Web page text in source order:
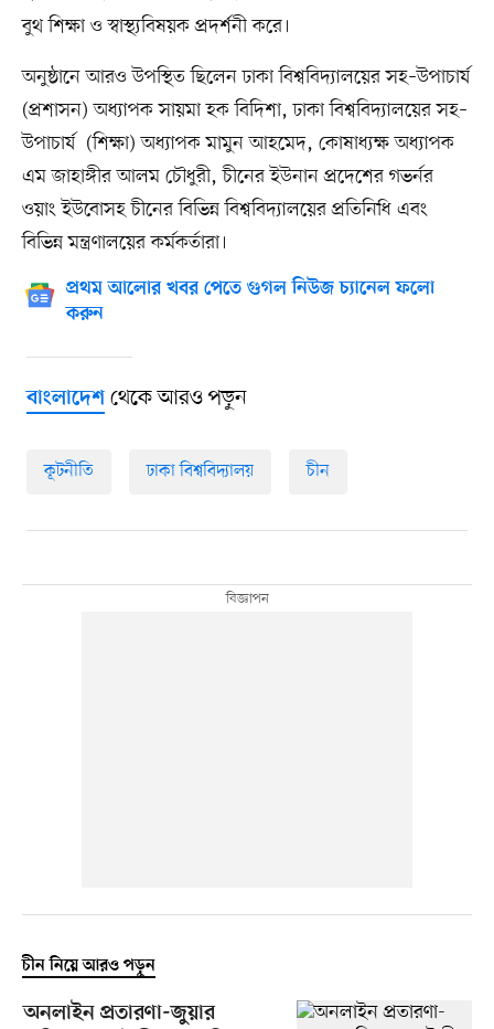
বুথ শিক্ষা ও স্বাস্থ্যবিষয়ক প্রদর্শনী করে।
অনুষ্ঠানে আরও উপস্থিত ছিলেন ঢাকা বিশ্ববিদ্যালয়ের সহ–উপাচার্য
(প্রশাসন) অধ্যাপক সায়মা হক বিদিশা, ঢাকা বিশ্ববিদ্যালয়ের সহ–
উপাচার্য (শিক্ষা) অধ্যাপক মামুন আহমেদ, কোষাধ্যক্ষ অধ্যাপক
এম জাহাঙ্গীর আলম চৌধুরী, চীনের ইউনান প্রদেশের গভর্নর
ওয়াং ইউবোসহ চীনের বিভিন্ন বিশ্ববিদ্যালয়ের প্রতিনিধি এবং
বিভিন্ন মন্ত্রণালয়ের কর্মকর্তারা।
প্রথম আলোর খবর পেতে গুগল নিউজ চ্যানেল ফলো
করুন
বাংলাদেশথেকে আরও পড়ুন
কূটনীতি ঢাকা বিশ্ববিদ্যালয় চীন
চীন নিয়ে আরও পড়ুন
অনলাইন প্রতারণা-জুয়ার